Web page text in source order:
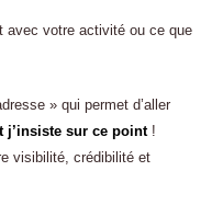
avec votre activité ou ce que
» qui permet d’aller
j’insiste sur ce point!
visibilité, crédibilité et